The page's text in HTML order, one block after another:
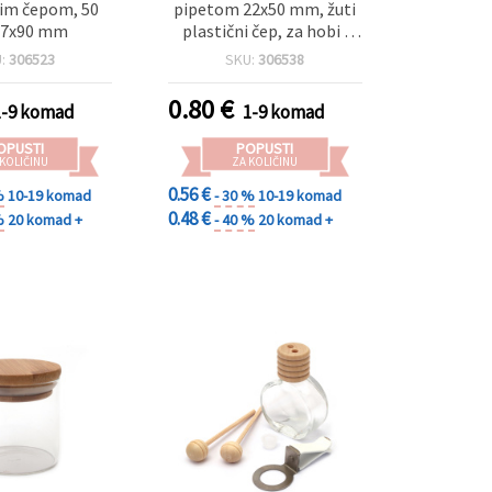
čepom, 50
mm
306523
9 komad
10-19 komad
20 komad +
pipetom 22x50 mm, žuti
plastični čep, za hobi i
rukotvorine
SKU:306538
0.80€ 1-9 komad
POPUSTI
ZA KOLIČINU
0.56 €- 30 %10-19 komad
0.48 €- 40 % 20 komad +